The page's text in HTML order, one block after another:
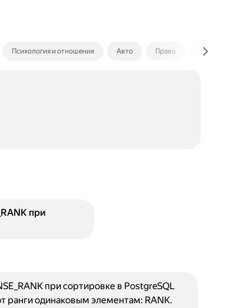
Психология и отношения Авто Право
при
при сортировке в PostgreSQL
ранги одинаковым элементам: RANK.